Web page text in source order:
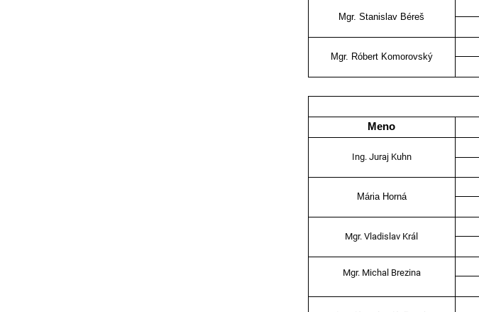
Mgr. Stanislav Béreš
Mgr. Róbert Komorovský
Meno
Ing. Juraj Kuhn
Mária Horná
Mgr. Vladislav Král
Mgr. Michal Brezina